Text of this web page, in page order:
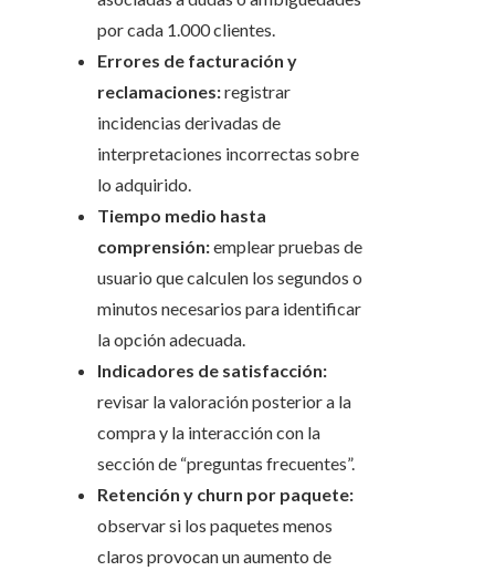
por cada 1.000 clientes.
Errores de facturación y
reclamaciones:registrar
incidencias derivadas de
interpretaciones incorrectas sobre
lo adquirido.
Tiempo medio hasta
comprensión:emplear pruebas de
usuario que calculen los segundos o
minutos necesarios para identificar
la opción adecuada.
Indicadores de satisfacción:
revisar la valoración posterior a la
compra y la interacción con la
sección de “preguntas frecuentes”.
Retención y churn por paquete:
observar si los paquetes menos
claros provocan un aumento de